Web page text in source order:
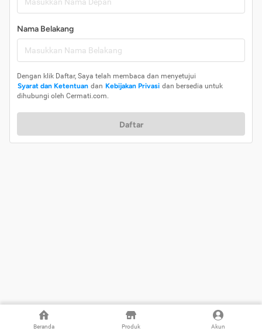
Beranda Produk Akun
Nama Belakang
Dengan klik Daftar, Saya telah membaca dan menyetujui
Syarat dan Ketentuan dan Kebijakan Privasi dan bersedia untuk
dihubungi oleh Cermati.com.
Daftar